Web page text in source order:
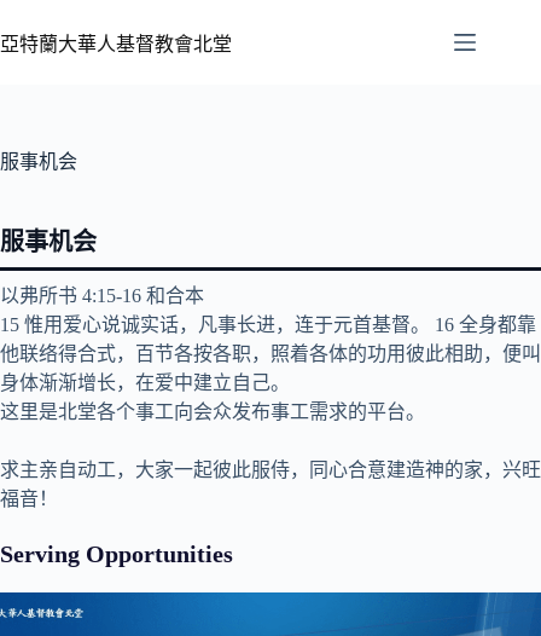
亞特蘭大華人基督教會北堂
服事机会
服事机会
‪以弗所书‬ 4:15-16 和合本
15 惟用爱心说诚实话，凡事长进，连于元首基督。 16 全身都靠
他联络得合式，百节各按各职，照着各体的功用彼此相助，便叫
身体渐渐增长，在爱中建立自己。
这里是北堂各个事工向会众发布事工需求的平台。
求主亲自动工，大家一起彼此服侍，同心合意建造神的家，兴旺
福音！
Serving Opportunities